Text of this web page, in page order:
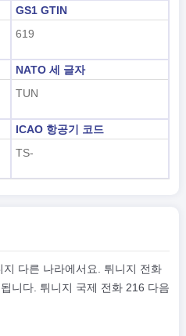
GS1 GTIN
619
NATO 세 글자
TUN
ICAO 항공기 코드
TS-
지 다른 나라에서요. 튀니지 전화
니다. 튀니지 국제 전화 216 다음